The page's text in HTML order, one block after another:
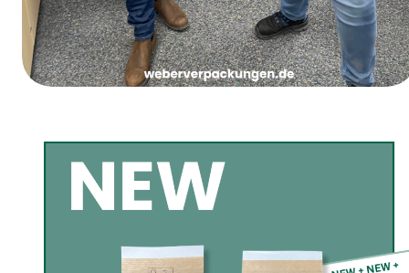
Jueves de Carnaval de las Chicas